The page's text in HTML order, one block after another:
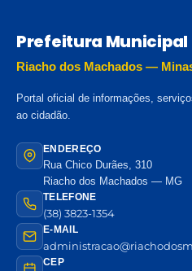
Prefeitura Municipal
Riacho dos Machados —
Portal oficial de informações,
ao cidadão.
ENDEREÇO
Rua Chico Durães, 310
Riacho dos Machados — MG
TELEFONE
(38) 3823-1354
E-MAIL
CEP